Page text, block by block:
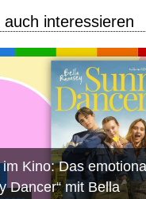
interessieren
Kino: Das
Dancer“ mit Bella